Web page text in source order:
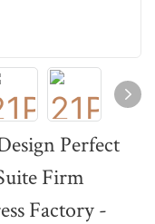
Perfect
Firm
Factory -